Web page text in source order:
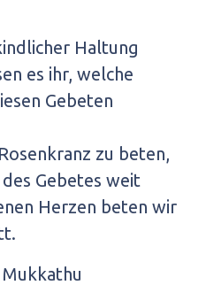
Haltung
es ihr, welche
Gebeten
zu beten,
Gebetes weit
Herzen beten wir